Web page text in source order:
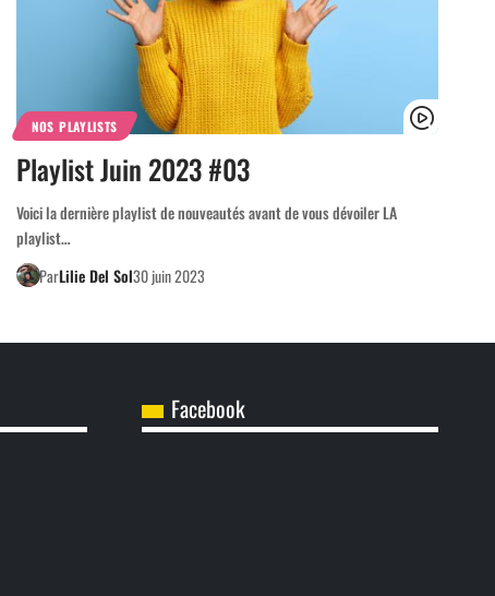
NOS PLAYLISTS
Playlist Juin 2023 #03
Voici la dernière playlist de nouveautés avant de vous dévoiler LA
playlist…
ParLilie Del Sol30 juin 2023
Facebook